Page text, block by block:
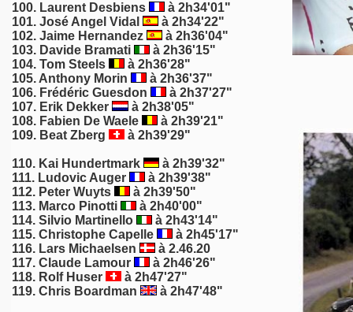
100. Laurent Desbiens
à 2h34'01"
101. José Angel Vidal
à 2h34'22"
102. Jaime Hernandez
à 2h36'04"
103. Davide Bramati
à 2h36'15"
104. Tom Steels
à 2h36'28"
105. Anthony Morin
à 2h36'37"
106. Frédéric Guesdon
à 2h37'27"
107. Erik Dekker
à 2h38'05"
108. Fabien De Waele
à 2h39'21"
109. Beat Zberg
à 2h39'29"
110. Kai Hundertmark
à 2h39'32"
111. Ludovic Auger
à 2h39'38"
112. Peter Wuyts
à 2h39'50"
113. Marco Pinotti
à 2h40'00"
114. Silvio Martinello
à 2h43'14"
115. Christophe Capelle
à 2h45'17"
116. Lars Michaelsen
à 2.46.20
117. Claude Lamour
à 2h46'26"
118. Rolf Huser
à 2h47'27"
119. Chris Boardman à 2h47'48"